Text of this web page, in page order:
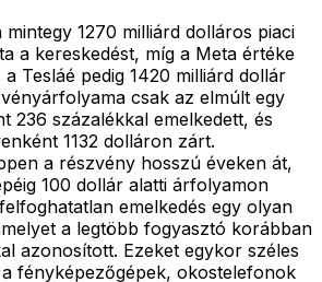
1270 milliárd dolláros piaci
a kereskedést, míg a Meta értéke
Tesláé pedig 1420 milliárd dollár
csak az elmúlt egy
236 százalékkal emelkedett, és
1132 dolláron zárt.
a részvény hosszú éveken át,
100 dollár alatti árfolyamon
emelkedés egy olyan
a legtöbb fogyasztó korábban
azonosított. Ezeket egykor széles
fényképezőgépek, okostelefonok